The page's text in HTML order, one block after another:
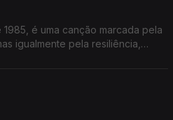
é uma canção marcada pela
igualmente pela resiliência,